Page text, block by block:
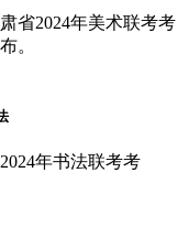
省2024年美术联考考
。
年书法联考考